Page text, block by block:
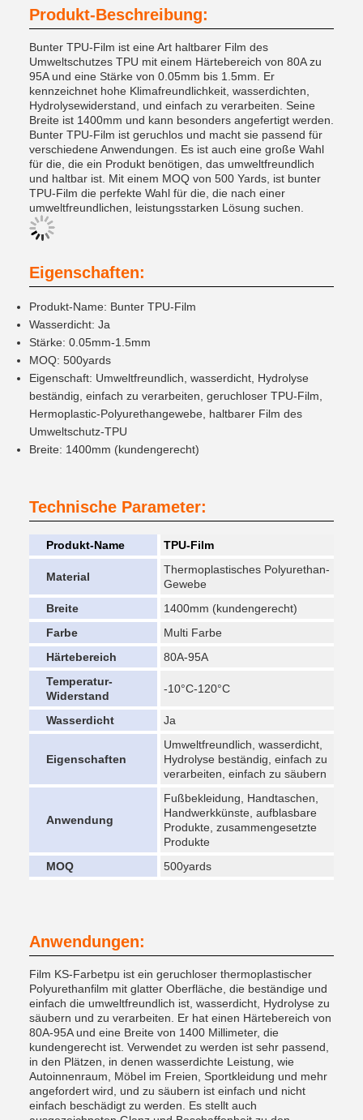
Produkt-Beschreibung:
Bunter TPU-Film ist eine Art haltbarer Film des
Umweltschutzes TPU mit einem Härtebereich von 80A zu
95A und eine Stärke von 0.05mm bis 1.5mm. Er
kennzeichnet hohe Klimafreundlichkeit, wasserdichten,
Hydrolysewiderstand, und einfach zu verarbeiten. Seine
Breite ist 1400mm und kann besonders angefertigt werden.
Bunter TPU-Film ist geruchlos und macht sie passend für
verschiedene Anwendungen. Es ist auch eine große Wahl
für die, die ein Produkt benötigen, das umweltfreundlich
und haltbar ist. Mit einem MOQ von 500 Yards, ist bunter
TPU-Film die perfekte Wahl für die, die nach einer
umweltfreundlichen, leistungsstarken Lösung suchen.
Eigenschaften:
Produkt-Name: Bunter TPU-Film
Wasserdicht: Ja
Stärke: 0.05mm-1.5mm
MOQ: 500yards
Eigenschaft: Umweltfreundlich, wasserdicht, Hydrolyse
beständig, einfach zu verarbeiten, geruchloser TPU-Film,
Hermoplastic-Polyurethangewebe, haltbarer Film des
Umweltschutz-TPU
Breite: 1400mm (kundengerecht)
Technische Parameter:
Produkt-Name TPU-Film
Material
Thermoplastisches Polyurethan-
Gewebe
Breite
1400mm (kundengerecht)
Farbe
Multi Farbe
Härtebereich
80A-95A
Temperatur-
Widerstand
-10°C-120°C
Wasserdicht Ja
Eigenschaften
Umweltfreundlich, wasserdicht,
Hydrolyse beständig, einfach zu
verarbeiten, einfach zu säubern
Anwendung
Fußbekleidung, Handtaschen,
Handwerkkünste, aufblasbare
Produkte, zusammengesetzte
Produkte
MOQ
500yards
Anwendungen:
Film KS-Farbetpu ist ein geruchloser thermoplastischer
Polyurethanfilm mit glatter Oberfläche, die beständige und
einfach die umweltfreundlich ist, wasserdicht, Hydrolyse zu
säubern und zu verarbeiten. Er hat einen Härtebereich von
80A-95A und eine Breite von 1400 Millimeter, die
kundengerecht ist. Verwendet zu werden ist sehr passend,
in den Plätzen, in denen wasserdichte Leistung, wie
Autoinnenraum, Möbel im Freien, Sportkleidung und mehr
angefordert wird, und zu säubern ist einfach und nicht
einfach beschädigt zu werden. Es stellt auch